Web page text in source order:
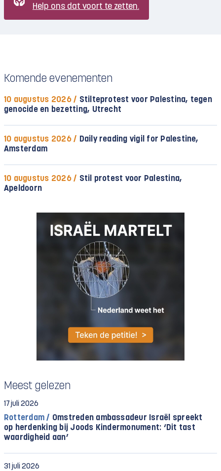
Help ons dat voort te zetten.
Komende evenementen
10 augustus 2026 / Stilteprotest voor Palestina, tegen
genocide en bezetting, Utrecht
10 augustus 2026 / Daily reading vigil for Palestine,
Amsterdam
10 augustus 2026 / Stil protest voor Palestina,
Apeldoorn
Meest gelezen
17 juli 2026
Rotterdam / Omstreden ambassadeur Israël spreekt
op herdenking bij Joods Kindermonument: ‘Dit tast
waardigheid aan’
31 juli 2026